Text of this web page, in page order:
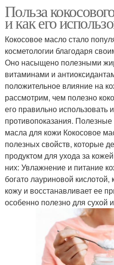
Польза
и как его
Кокосовое масло стало
косметологии благодаря
Оно насыщено полезными
витаминами и
положительное влияние на
рассмотрим, чем полезно
его правильно использовать
противопоказания. Полезные
масла для кожи Кокосовое
полезных свойств, которые
продуктом для ухода за
них: Увлажнение и питание
богато лауриновой кислотой,
кожу и восстанавливает ее
особенно полезно для сухой